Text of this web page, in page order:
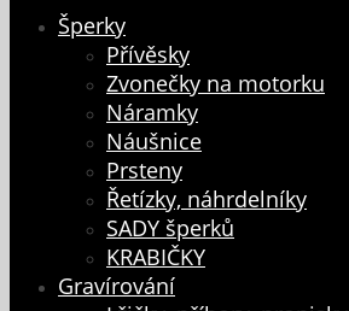
Šperky
Přívěsky
Zvonečky na motorku
Náramky
Náušnice
Prsteny
Řetízky, náhrdelníky
SADY šperků
KRABIČKY
Gravírování